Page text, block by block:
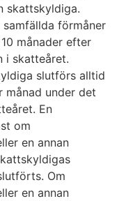
skattskyldiga.
förmåner
månader efter
i skatteåret.
slutförs alltid
månad under det
En
om
en annan
Om
en annan